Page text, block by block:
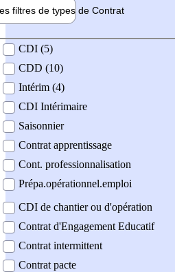
filtres de types de Contrat
contrat
CDI (5)
CDD (10)
Intérim (4)
CDI Intérimaire
Saisonnier
Contrat apprentissage
Cont. professionnalisation
Prépa.opérationnel.emploi
CDI de chantier ou d'opération
Contrat d'Engagement Educatif
Contrat intermittent
Contrat pacte